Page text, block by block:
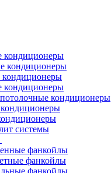
кондиционеры
кондиционеры
кондиционеры
кондиционеры
кондиционеры
системы
фанкойлы
фанкойлы
фанкойлы